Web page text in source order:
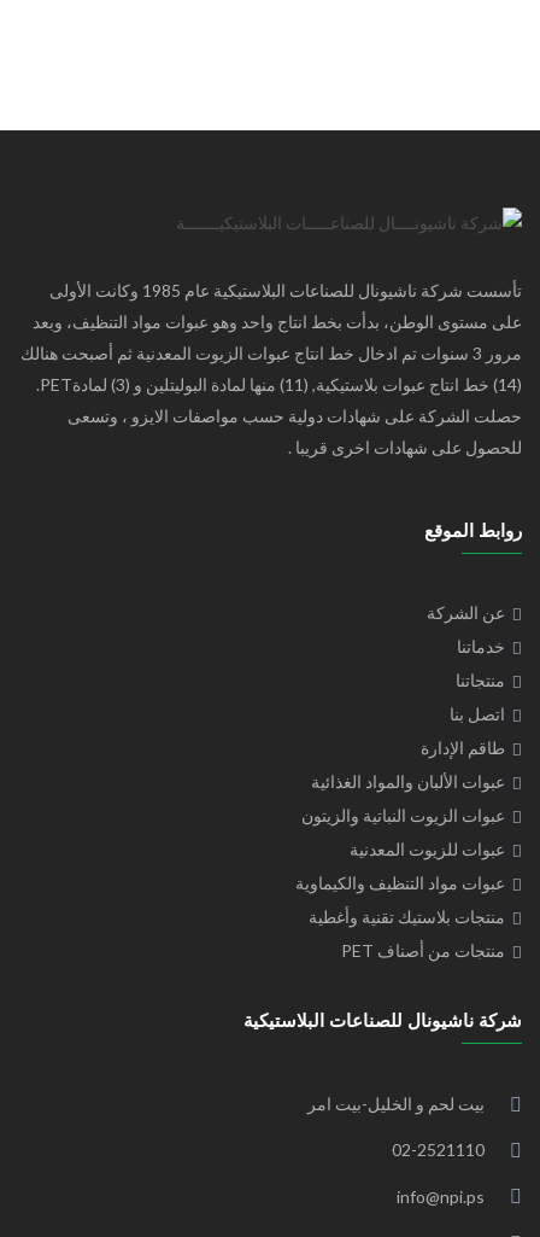
تأسست شركة ناشيونال للصناعات البلاستيكية عام 1985 وكانت الأولى
على مستوى الوطن، بدأت بخط انتاج واحد وهو عبوات مواد التنظيف، وبعد
مرور 3 سنوات تم ادخال خط انتاج عبوات الزيوت المعدنية ثم أصبحت هنالك
(14) خط انتاج عبوات بلاستيكية, (11) منها لمادة البوليتلين و (3) لمادةPET.
حصلت الشركة على شهادات دولية حسب مواصفات الايزو ، وتسعى
للحصول على شهادات اخرى قريبا .
روابط الموقع
عن الشركة
خدماتنا
منتجاتنا
اتصل بنا
طاقم الإدارة
عبوات الألبان والمواد الغذائية
عبوات الزيوت النباتية والزيتون
عبوات للزيوت المعدنية
عبوات مواد التنظيف والكيماوية
منتجات بلاستيك تقنية وأغطية
منتجات من أصناف PET
شركة ناشيونال للصناعات البلاستيكية
بيت لحم و الخليل-بيت امر
02-2521110
info@npi.ps